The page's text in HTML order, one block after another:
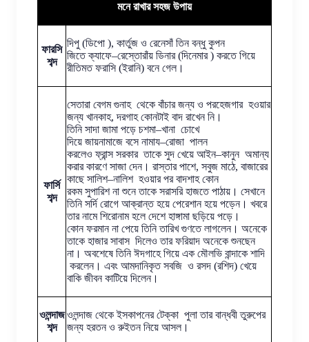
মনে রাখার সহজ উপায়
ফারসি
শব্দ
দিপু (ডিপো ), কার্তুজ ও রেনেসাঁ তিন বন্ধু কুপন
জিতে ক্যাফে–রেস্তোরাঁয় ডিনার (দিনেমার ) করতে গিয়ে
রীতিমত ফরাসি (ইরানি) বনে গেল।
ফার্সি
শব্দ
সেতারা বেগম গুনাহ থেকে বাঁচার জন্য ও পরহেজগার হওয়ার
জন্য খানকাহ, দরগাহ কোনটাই বাদ রাখেন নি।
তিনি সাদা জামা পড়ে চশমা–খানা চোখে
দিয়ে জায়নামাজে বসে নামায–রোজা পালন
করলেও ফ্রান্স সরকার তাকে সুদ খেয়ে আইন–কানুন অমান্য
করার কারণে সাজা দেন। রাস্তার পাশে, সবুজ মাঠে, বাজারের
কাছে সালিশ–নালিশ হওয়ার পর বাদশাহ কোন
রকম সুপারিশ না শুনে তাকে সরাসরি হাজতে পাঠায়। সেখানে
তিনি সর্দি রোগে আক্রান্ত হয়ে পেরেশান হয়ে পড়েন। খবরে
তার নামে শিরোনাম হলে দেশে হাঙ্গামা ছড়িয়ে পড়ে।
কোন ফরমান না পেয়ে তিনি তারিখ গুণতে লাগলেন। অনেকে
তাকে হাজার সাবাস দিলেও তার ফরিয়াদ অনেকে শুনছেন
না। অবশেষে তিনি ঈদগাহে গিয়ে এক মৌলভি বান্দাকে শাদি
করলেন। এবং আমদানিকৃত সবজি ও রসদ (রশিদ) খেয়ে
বাকি জীবন কাটিয়ে দিলেন।
ওলন্দাজ
শব্দ
ওলন্দাজ থেকে ইসকাপনের টেক্কা পুলা তার বান্ধবী তুরুপের
জন্য হরতন ও রুইতন নিয়ে আসল।